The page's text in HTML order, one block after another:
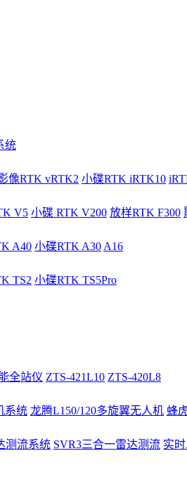
统
像RTK vRTK2 小碟RTK iRTK10
V5 小碟 RTK V200 放样RTK F300
A40 小碟RTK A30 A16
TS2 小碟RTK TS5Pro
全站仪 ZTS-421L10 ZTS-420L8
系统 龙腾L150/120多旋翼无人机 蜂
测流系统 SVR3三合一雷达测流 实